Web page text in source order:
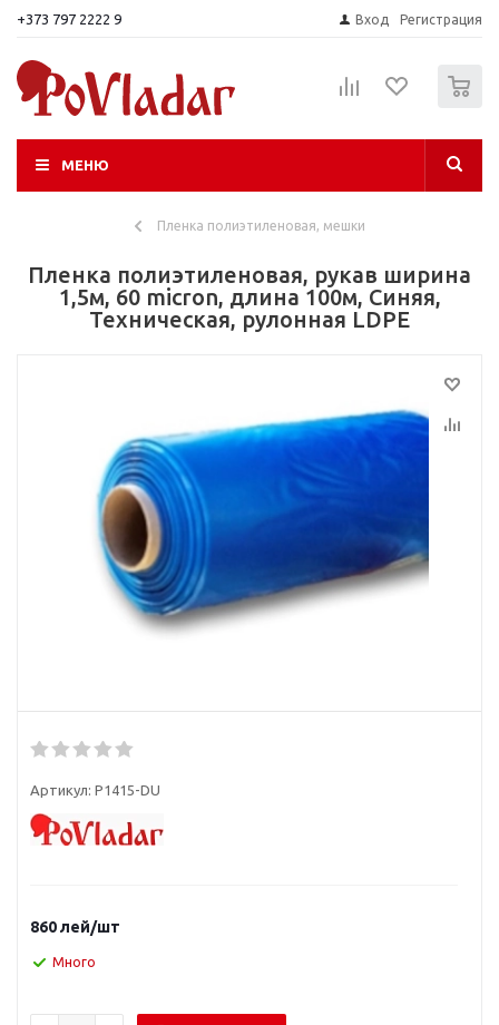
+373 797 2222 9 Вход Регистрация
МЕНЮ
Пленка полиэтиленовая, мешки
Пленка полиэтиленовая, рукав ширина
1,5м, 60 micron, длина 100м, Синяя,
Техническая, рулонная LDPE
Артикул: P1415-DU
860лей/шт
Много